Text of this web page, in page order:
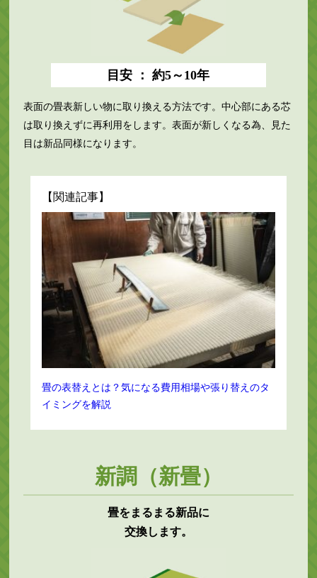
目安 ： 約5～10年
表面の畳表新しい物に取り換える方法です。中心部にある芯
は取り換えずに再利用をします。表面が新しくなる為、見た
目は新品同様になります。
【関連記事】
畳の表替えとは？気になる費用相場や張り替えのタ
イミングを解説
新調（新畳）
畳をまるまる新品に
交換します。